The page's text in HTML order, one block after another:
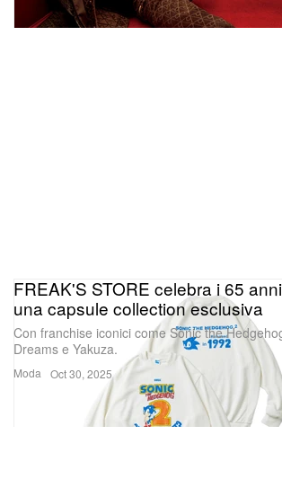
Moda
FREAK'S STORE celebra i 65
una capsule collection esclusiva
Con franchise iconici come Sonic the
Dreams e Yakuza.
Oct 30, 2025